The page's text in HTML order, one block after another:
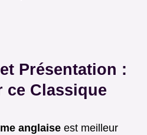
Présentation :
ce Classique
anglaise est meilleur